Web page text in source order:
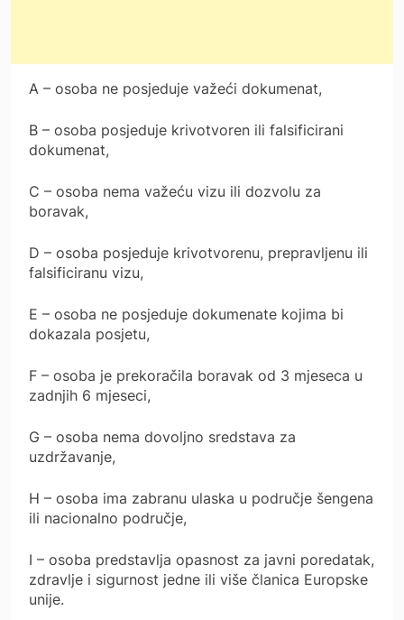
A – osoba ne posjeduje važeći dokumenat,
B – osoba posjeduje krivotvoren ili falsificirani
dokumenat,
C – osoba nema važeću vizu ili dozvolu za
boravak,
D – osoba posjeduje krivotvorenu, prepravljenu ili
falsificiranu vizu,
E – osoba ne posjeduje dokumenate kojima bi
dokazala posjetu,
F – osoba je prekoračila boravak od 3 mjeseca u
zadnjih 6 mjeseci,
G – osoba nema dovoljno sredstava za
uzdržavanje,
H – osoba ima zabranu ulaska u područje šengena
ili nacionalno područje,
I – osoba predstavlja opasnost za javni poredatak,
zdravlje i sigurnost jedne ili više članica Europske
unije.